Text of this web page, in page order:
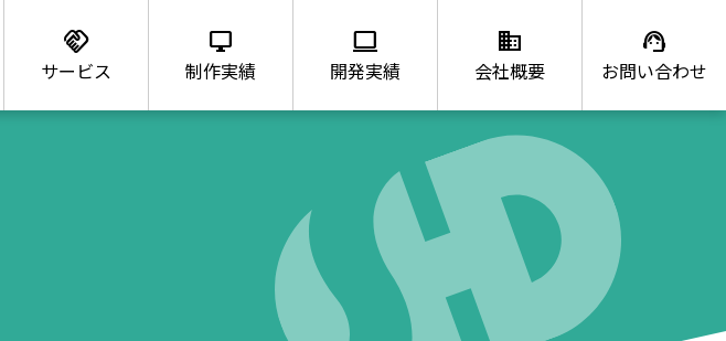
handshake
サービス
desktop_windows
制作実績
computer
開発実績
domain
会社概要
support_agent
お問い合わせ